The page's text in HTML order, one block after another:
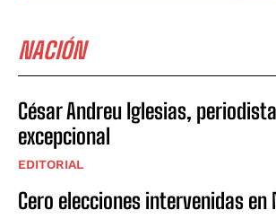
NACIÓN
César Andreu Iglesias,
excepcional
EDITORIAL
Cero elecciones intervenidas en